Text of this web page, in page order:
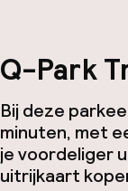
Q-Park
Bij deze
minuten, met
je voordeliger
uitrijkaart